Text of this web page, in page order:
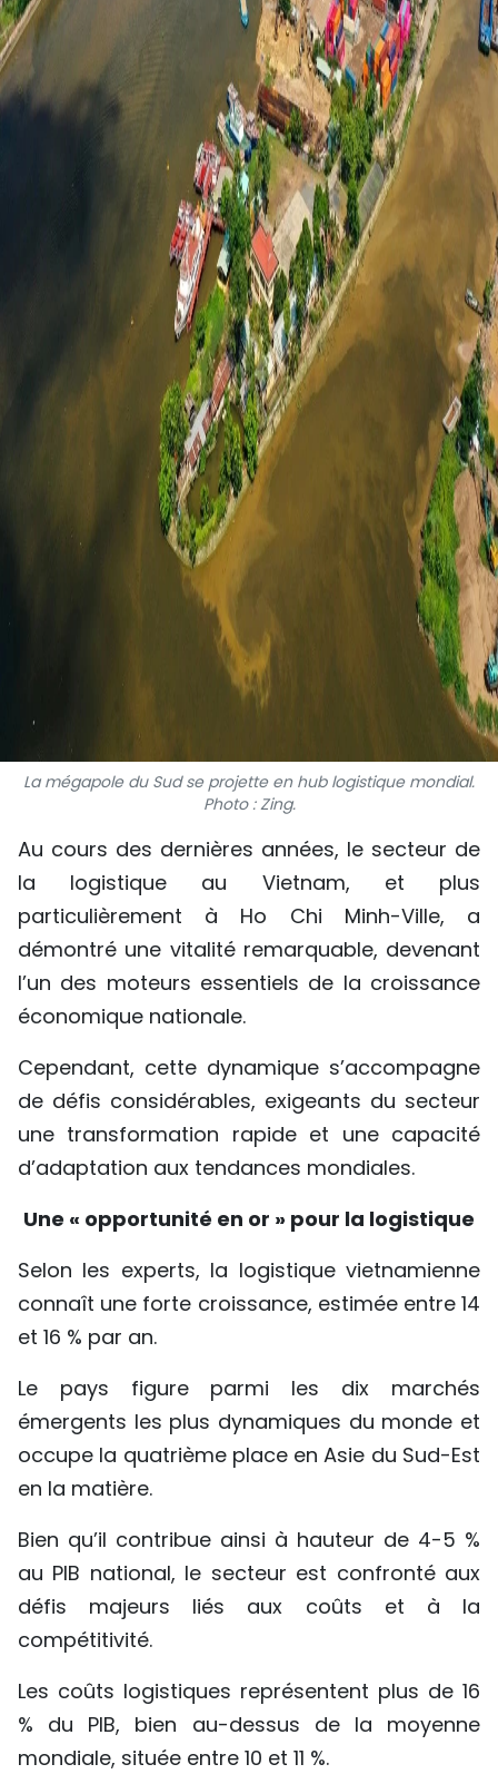
ESPAÑOL
La mégapole du Sud se projette en hub logistique mondial.
Photo : Zing.
Au cours des dernières années, le secteur de
la logistique au Vietnam, et plus
particulièrement à Ho Chi Minh-Ville, a
démontré une vitalité remarquable, devenant
l’un des moteurs essentiels de la croissance
économique nationale.
Cependant, cette dynamique s’accompagne
de défis considérables, exigeants du secteur
une transformation rapide et une capacité
d’adaptation aux tendances mondiales.
Une « opportunité en or » pour la logistique
Selon les experts, la logistique vietnamienne
connaît une forte croissance, estimée entre 14
et 16 % par an.
Le pays figure parmi les dix marchés
émergents les plus dynamiques du monde et
occupe la quatrième place en Asie du Sud-Est
en la matière.
Bien qu’il contribue ainsi à hauteur de 4-5 %
au PIB national, le secteur est confronté aux
défis majeurs liés aux coûts et à la
compétitivité.
Les coûts logistiques représentent plus de 16
% du PIB, bien au-dessus de la moyenne
mondiale, située entre 10 et 11 %.